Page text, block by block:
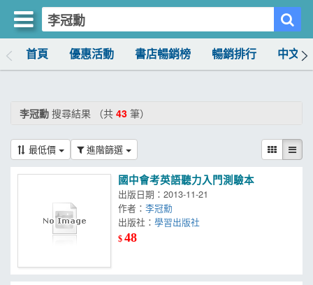
首頁 優惠活動 書店暢銷榜 暢銷排行 中文書
李冠勳 搜尋結果 （共 43 筆）
最低價 進階篩選
國中會考英語聽力入門測驗本
出版日期：2013-11-21
作者：李冠勳
出版社：
$48
買書網
書店暢銷榜
中文書
外文書